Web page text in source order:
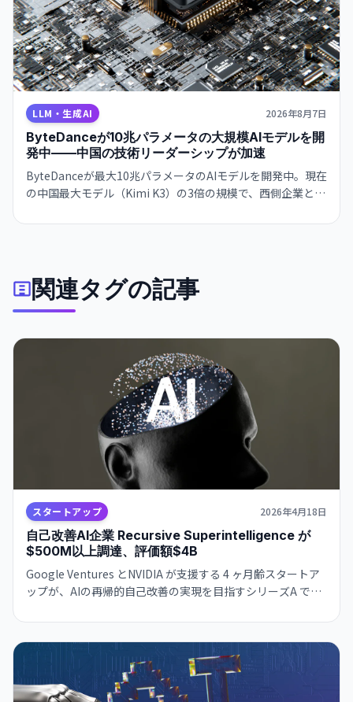
LLM・生成AI 2026年8月7日
ByteDanceが10兆パラメータの大規模AIモデルを開
発中——中国の技術リーダーシップが加速
ByteDanceが最大10兆パラメータのAIモデルを開発中。現在
の中国最大モデル（Kimi K3）の3倍の規模で、西側企業との
で、長期的な世界的リーダーシップを目指す戦略。
関連タグの記事
スタートアップ 2026年4月18日
自己改善AI企業 Recursive Superintelligence が
$500M以上調達、評価額$4B
Google Ventures とNVIDIA が支援する 4 ヶ月齢スタートア
ップが、AIの再帰的自己改善の実現を目指すシリーズA で大